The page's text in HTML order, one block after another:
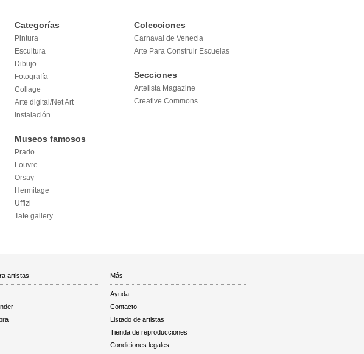
Categorías
Pintura
Escultura
Dibujo
Fotografía
Collage
Arte digital/Net Art
Instalación
Museos famosos
Prado
Louvre
Orsay
Hermitage
Uffizi
Tate gallery
Colecciones
Carnaval de Venecia
Arte Para Construir Escuelas
Secciones
Artelista Magazine
Creative Commons
artistas Más
Ayuda
Contacto
Listado de artistas
Tienda de reproducciones
Condiciones legales